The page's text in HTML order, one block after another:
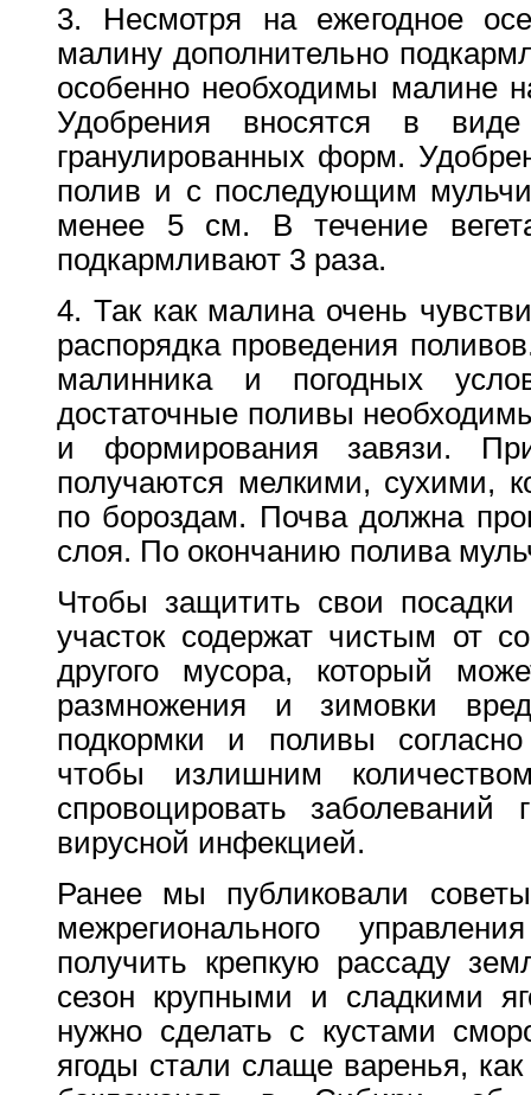
3. Несмотря на ежегодное
малину дополнительно
особенно необходимы малине
Удобрения вносятся в
гранулированных форм.
полив и с последующим
менее 5 см. В течение
подкармливают 3 раза.
4. Так как малина очень
распорядка проведения
малинника и погодных
достаточные поливы
и формирования завязи.
получаются мелкими, сухими,
по бороздам. Почва должна
слоя. По окончанию полива
Чтобы защитить свои посадки
участок содержат чистым от
другого мусора, который
размножения и зимовки
подкормки и поливы согласно
чтобы излишним
спровоцировать заболеваний
вирусной инфекцией.
Ранее мы публиковали
межрегионального
получить крепкую рассаду
сезон крупными и сладкими
нужно сделать с кустами
ягоды стали слаще варенья,